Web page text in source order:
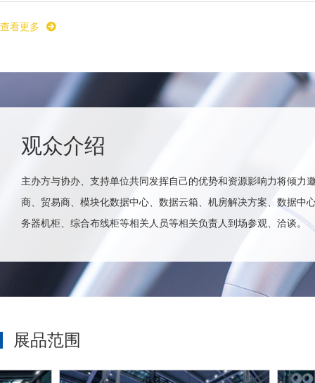
查看更多
观众介绍
主办方与协办、支持单位共同发挥自己的优势和资源影响力将倾
商、贸易商、模块化数据中心、数据云箱、机房解决方案、数据
务器机柜、综合布线柜等相关人员等相关负责人到场参观、洽谈。
展品范围